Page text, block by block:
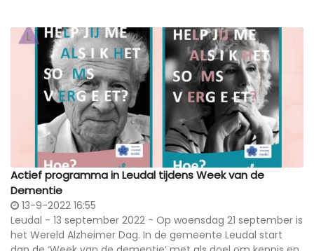
Actief programma in Leudal tijdens Week van de
Dementie
13-9-2022 16:55
Leudal - 13 september 2022 - Op woensdag 21 september is
het Wereld Alzheimer Dag. In de gemeente Leudal start